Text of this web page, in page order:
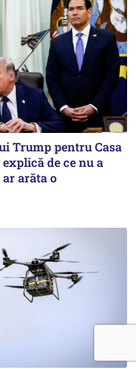
Trump pentru Casa
de ce nu a
arăta o